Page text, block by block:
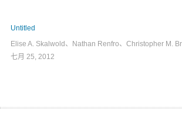
Untitled
Elise A. Skalwold、Nathan Renfro、Christopher M.
七月 25, 2012